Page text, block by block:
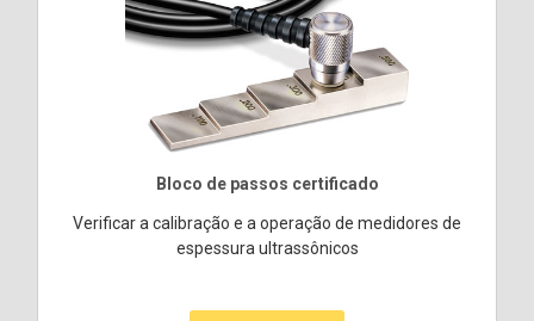
Bloco de passos certificado
Verificar a calibração e a operação de medidores de
espessura ultrassônicos